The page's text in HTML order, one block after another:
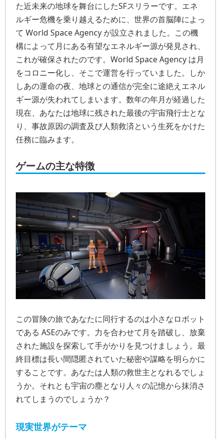
た近未来の地球を舞台にしたSFスリラーです。エネ
ルギー危機を乗り越えるために、世界の首脳陣によっ
て World Space Agency が設立されました。この機
構によって月にある有望なエネルギー源が発見され、
これが確保されたのです。World Space Agency は月
をコロニー化し、そこで運営を行っていました。しか
しあの運命の夜、地球との通信が完全に途絶えエネル
ギー源が失われてしまいます。数年の年月が経過した
現在、あなたは地球に残された最後の宇宙飛行士とな
り、事故原因の調査及び人類救済という生死をかけた
任務に臨みます。
ゲームの主な特徴
この冒険の旅であなたに同行するのは小さなロボット
である ASEのみです。力を合わせて月を踏破し、放棄
された施設を探索して手がかりを見つけましょう。最
終目標は長い間隠匿されていた秘密や謀略を明らかに
することです。あなたは人類の救世主となれるでしょ
うか。それとも宇宙の塵となり人々の記憶から抹消さ
れてしまうのでしょうか？
現実世界がテーマ